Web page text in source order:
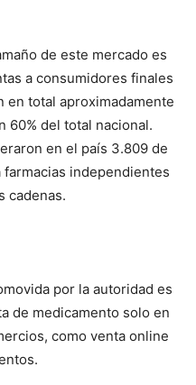
de este mercado es
a consumidores finales
en total aproximadamente
60% del total nacional.
en el país 3.809 de
independientes
cadenas.
por la autoridad es
de medicamento solo en
como venta online